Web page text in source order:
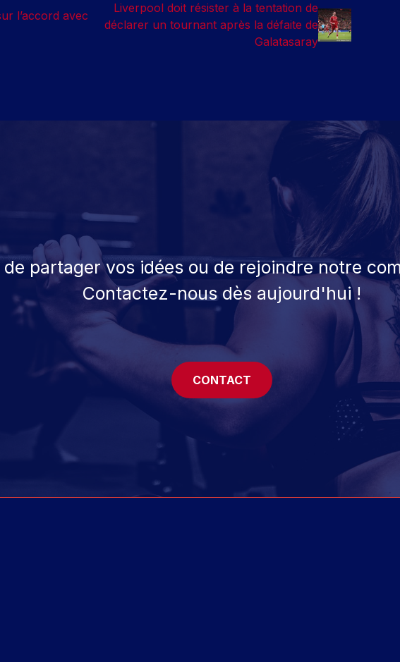
l’accord avec
Liverpool doit résister à la tentation de
déclarer un tournant après la défaite de
Galatasaray
de partager vos idées ou de rejoindre notre
Contactez-nous dès aujourd'hui !
CONTACT